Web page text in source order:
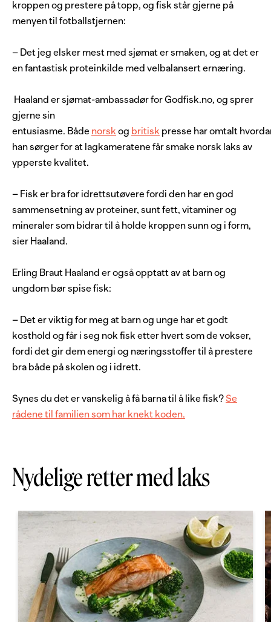
kroppen og prestere på topp, og fisk står gjerne på
menyen til fotballstjernen:
– Det jeg elsker mest med sjømat er smaken, og at det er
en fantastisk proteinkilde med velbalansert ernæring.
Haaland er sjømat-ambassadør for Godfisk.no, og sprer
gjerne sin
entusiasme. Både norsk og britisk presse har omtalt
han sørger for at lagkameratene får smake norsk laks av
ypperste kvalitet.
– Fisk er bra for idrettsutøvere fordi den har en god
sammensetning av proteiner, sunt fett, vitaminer og
mineraler som bidrar til å holde kroppen sunn og i form,
sier Haaland.
Erling Braut Haaland er også opptatt av at barn og
ungdom bør spise fisk:
– Det er viktig for meg at barn og unge har et godt
kosthold og får i seg nok fisk etter hvert som de vokser,
fordi det gir dem energi og næringsstoffer til å prestere
bra både på skolen og i idrett.
Synes du det er vanskelig å få barna til å like fisk?Se
rådene til familien som har knekt koden.
Nydelige retter med laks